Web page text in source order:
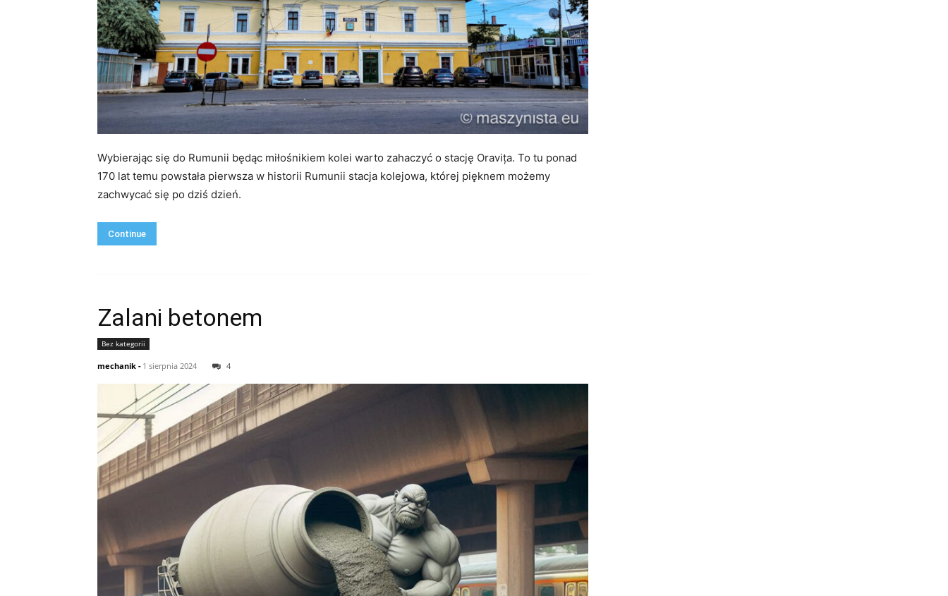
Wybierając się do Rumunii będąc miłośnikiem kolei warto zahaczyć o stację Oravița. To tu ponad
170 lat temu powstała pierwsza w historii Rumunii stacja kolejowa, której pięknem możemy
zachwycać się po dziś dzień.
Continue
Zalani betonem
Bez kategorii
mechanik - 1 sierpnia 2024 4